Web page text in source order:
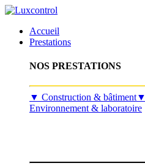
Accueil
Prestations
NOS PRESTATIONS
​▼ Construction & bâtiment▼
Environnement & laboratoire